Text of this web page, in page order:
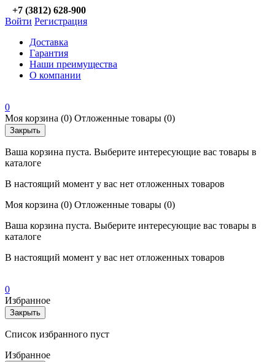
+7 (3812) 628-900
Войти Регистрация
Доставка
Гарантия
Наши преимущества
О компании
0
Моя корзина (0) Отложенные товары (0)
Закрыть
Ваша корзина пуста. Выберите интересующие вас товары в
каталоге
В настоящий момент у вас нет отложенных товаров
Моя корзина (0) Отложенные товары (0)
Ваша корзина пуста. Выберите интересующие вас товары в
каталоге
В настоящий момент у вас нет отложенных товаров
0
Избранное
Закрыть
Список избранного пуст
Избранное